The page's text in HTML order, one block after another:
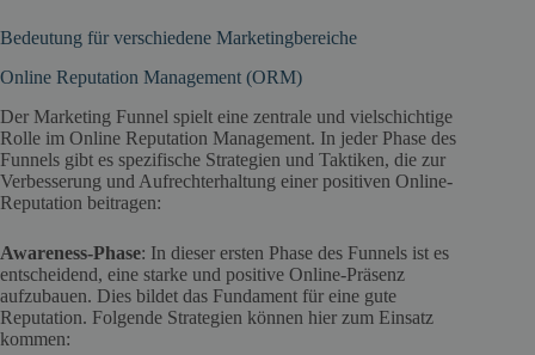
Bedeutung für verschiedene Marketingbereiche
Online Reputation Management (ORM)
Der Marketing Funnel spielt eine zentrale und vielschichtige
Rolle im Online Reputation Management. In jeder Phase des
Funnels gibt es spezifische Strategien und Taktiken, die zur
Verbesserung und Aufrechterhaltung einer positiven Online-
Reputation beitragen:
Awareness-Phase: In dieser ersten Phase des Funnels ist es
entscheidend, eine starke und positive Online-Präsenz
aufzubauen. Dies bildet das Fundament für eine gute
Reputation. Folgende Strategien können hier zum Einsatz
kommen: